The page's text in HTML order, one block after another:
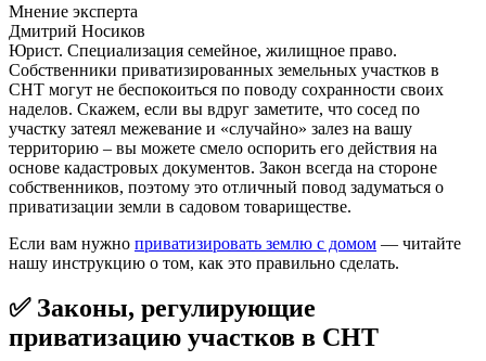
Мнение эксперта
Дмитрий Носиков
Юрист. Специализация семейное, жилищное право.
Собственники приватизированных земельных участков в
СНТ могут не беспокоиться по поводу сохранности своих
наделов. Скажем, если вы вдруг заметите, что сосед по
участку затеял межевание и «случайно» залез на вашу
территорию – вы можете смело оспорить его действия на
основе кадастровых документов. Закон всегда на стороне
собственников, поэтому это отличный повод задуматься о
приватизации земли в садовом товариществе.
Если вам нужно приватизировать землю с домом — читайте
нашу инструкцию о том, как это правильно сделать.
✅ Законы, регулирующие
приватизацию участков в СНТ